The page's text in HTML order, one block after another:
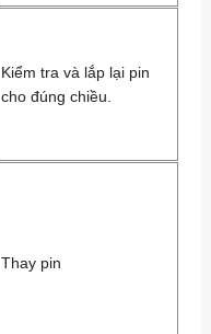
Kiểm tra và lắp lại pin
cho đúng chiều.
Thay pin